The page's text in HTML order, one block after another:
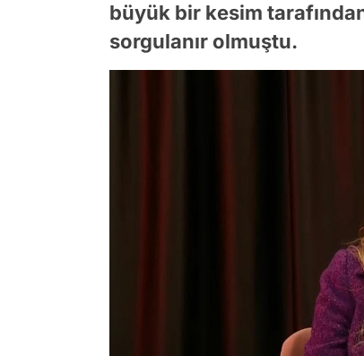
büyük bir kesim
sorgulanır olmuştu.